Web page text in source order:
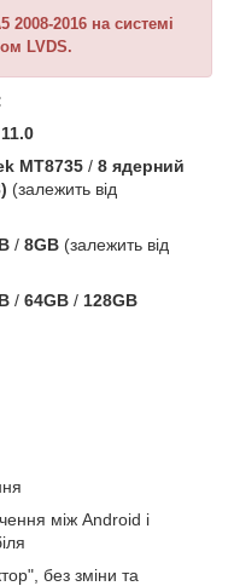
2008-2016 на системі
LVDS.
MT8735 / 8 ядерний
(залежить від
/ 8GB (залежить від
/ 64GB / 128GB
між Android і
без зміни та